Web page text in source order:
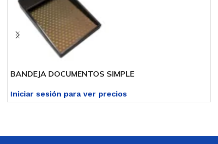
BANDEJA DOCUMENTOS SIMPLE
Iniciar sesión para ver precios